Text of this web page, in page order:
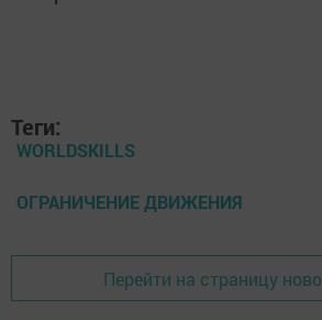
Теги:
WORLDSKILLS
ОГРАНИЧЕНИЕ ДВИЖЕНИЯ
Перейти на страницу